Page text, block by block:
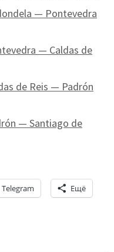
— Pontevedra
— Caldas de
de Reis — Padrón
— Santiago de
Telegram Ещё